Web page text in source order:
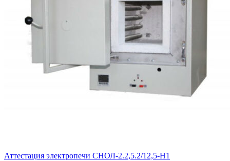
Аттестация электропечи СНОЛ-2.2,5.2/12,5-Н1